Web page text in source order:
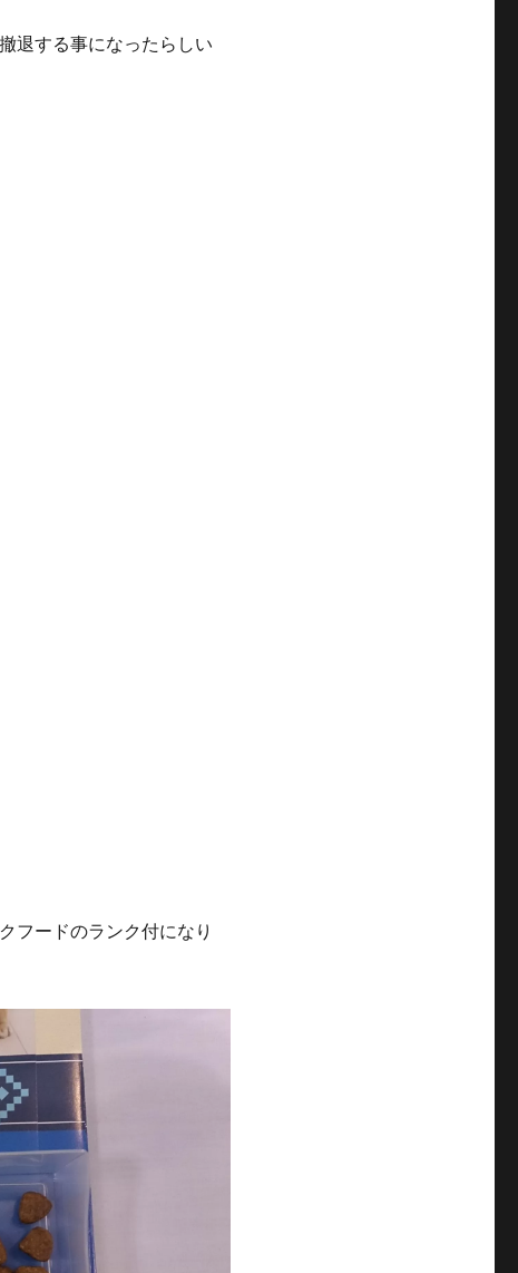
退する事になったらしい
フードのランク付になり